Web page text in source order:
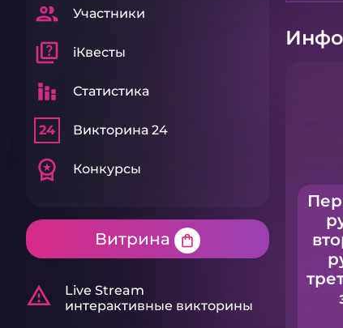
group Участники
quiz iКвесты
stacked_bar_chart Статистика
24 Викторина 24
workspace_premium Конкурсы
Витрина shopping_bag
warning_amber
Live Stream
интерактивные викторины